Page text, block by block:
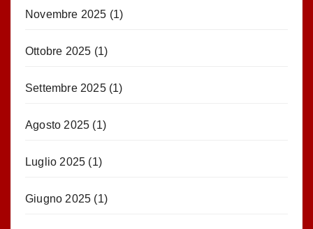
Novembre 2025 (1)
Ottobre 2025 (1)
Settembre 2025(1)
Agosto 2025 (1)
Luglio 2025 (1)
Giugno 2025 (1)